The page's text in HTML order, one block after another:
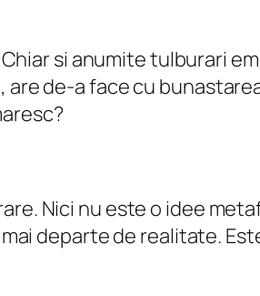
si anumite tulburari
de-a face cu
Nici nu este o idee
departe de realitate.